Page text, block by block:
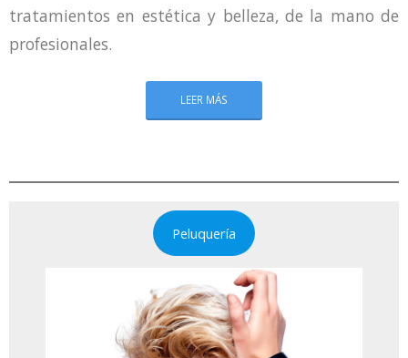
tratamientos en estética y belleza, de la mano de
profesionales.
LEER MÁS
Peluquería